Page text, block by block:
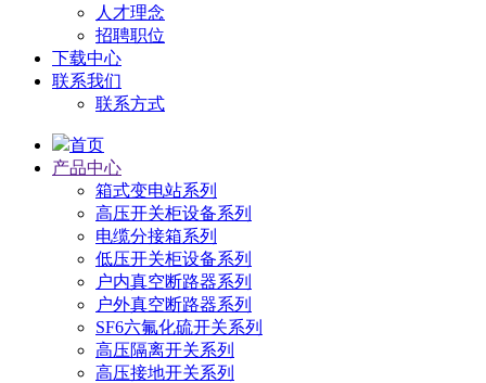
人才理念
招聘职位
下载中心
联系我们
联系方式
首页
产品中心
箱式变电站系列
高压开关柜设备系列
电缆分接箱系列
低压开关柜设备系列
户内真空断路器系列
户外真空断路器系列
SF6六氟化硫开关系列
高压隔离开关系列
高压接地开关系列